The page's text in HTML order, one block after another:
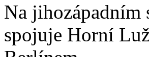
Na jihozápadním
spojuje Horní